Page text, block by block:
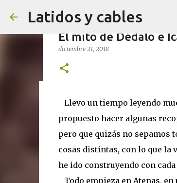
Latidos y cables
7 trucos (probados)
febrero 22, 2026
El mito de Dédalo e
diciembre 21, 2018
Llevo un tiempo leyendo
propuesto hacer algunas
pero que quizás no sepamos
cosas distintas, con lo que la
he ido construyendo con
Todo empieza en Atenas,